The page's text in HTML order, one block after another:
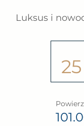
Luksus i